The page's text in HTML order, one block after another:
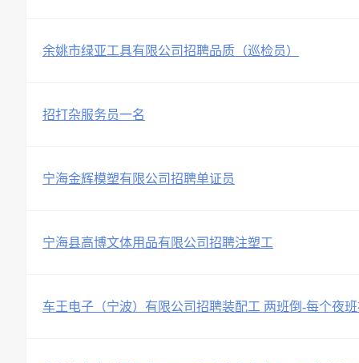
余姚市绿亚工具有限公司招聘品质（巡检员）
招打杂服务员一名
宁海金辉模塑有限公司招聘单证员
宁海县高博文体用品有限公司招聘注塑工
车王电子（宁波）有限公司招聘装配工 两班倒-每个夜班